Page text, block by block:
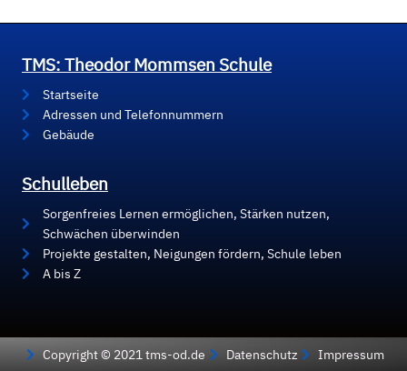
TMS: Theodor Mommsen Schule
Startseite
Adressen und Telefonnummern
Gebäude
Schulleben
Sorgenfreies Lernen ermöglichen, Stärken nutzen,
Schwächen überwinden
Projekte gestalten, Neigungen fördern, Schule leben
A bis Z
Copyright © 2021 tms-od.de Datenschutz Impressum